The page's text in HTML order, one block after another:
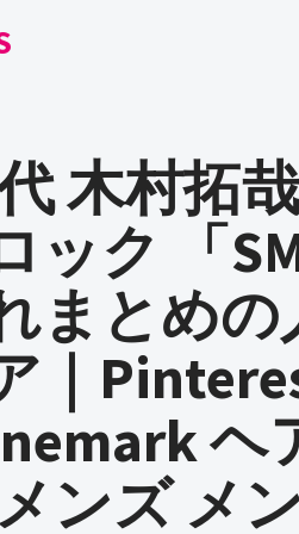
木村拓
ック 「
まとめの
｜
ヘ
ンズ メ